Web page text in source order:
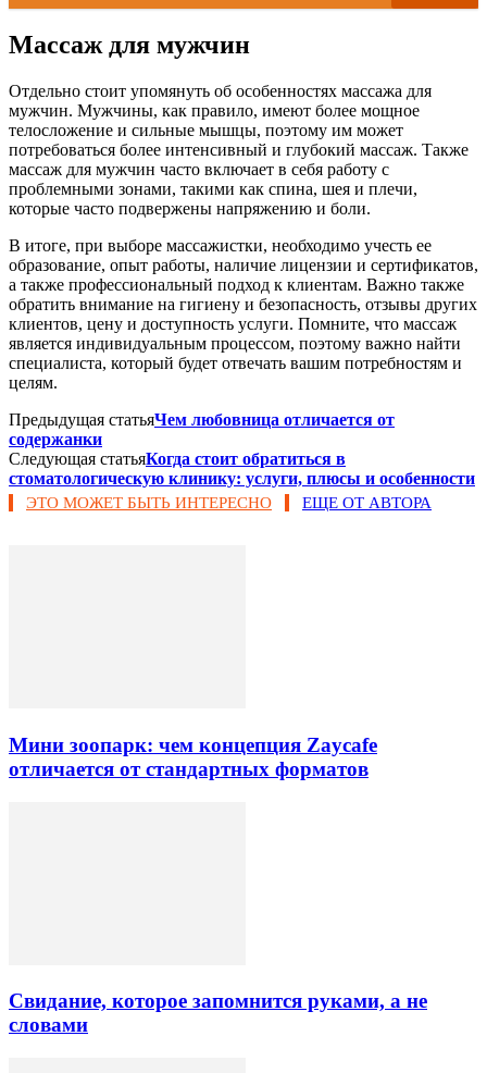
Массаж для мужчин
Отдельно стоит упомянуть об особенностях массажа для
мужчин. Мужчины, как правило, имеют более мощное
телосложение и сильные мышцы, поэтому им может
потребоваться более интенсивный и глубокий массаж. Также
массаж для мужчин часто включает в себя работу с
проблемными зонами, такими как спина, шея и плечи,
которые часто подвержены напряжению и боли.
В итоге, при выборе массажистки, необходимо учесть ее
образование, опыт работы, наличие лицензии и сертификатов,
а также профессиональный подход к клиентам. Важно также
обратить внимание на гигиену и безопасность, отзывы других
клиентов, цену и доступность услуги. Помните, что массаж
является индивидуальным процессом, поэтому важно найти
специалиста, который будет отвечать вашим потребностям и
целям.
Предыдущая статьяЧем любовница отличается от
содержанки
Следующая статьяКогда стоит обратиться в
стоматологическую клинику: услуги, плюсы и особенности
ЭТО МОЖЕТ БЫТЬ ИНТЕРЕСНО ЕЩЕ ОТ АВТОРА
Мини зоопарк: чем концепция Zaycafe
отличается от стандартных форматов
Свидание, которое запомнится руками, а не
словами